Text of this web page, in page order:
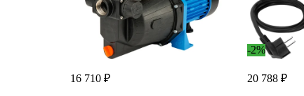
16 710 ₽
-2%
20 788 ₽